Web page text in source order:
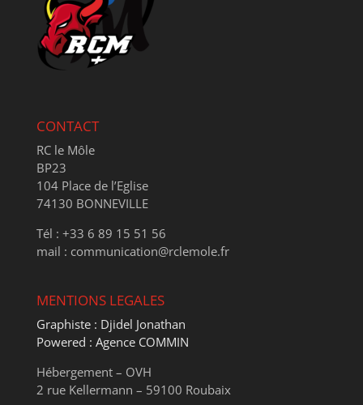
CONTACT
RC le Môle
BP23
104 Place de l’Eglise
74130 BONNEVILLE
Tél : +33 6 89 15 51 56
mail : communication@rclemole.fr
MENTIONS LEGALES
Graphiste : Djidel Jonathan
Powered : Agence COMMIN
Hébergement – OVH
2 rue Kellermann – 59100 Roubaix